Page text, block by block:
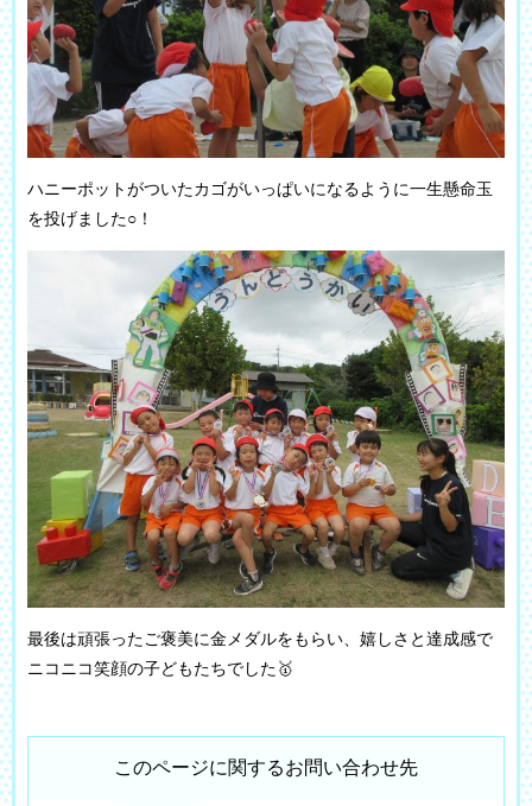
ハニーポットがついたカゴがいっぱいになるように一生懸命玉
を投げました○！
最後は頑張ったご褒美に金メダルをもらい、嬉しさと達成感で
ニコニコ笑顔の子どもたちでした🥇
このページに関するお問い合わせ先